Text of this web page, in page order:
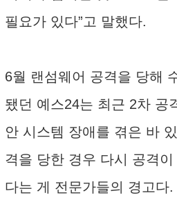
필요가 있다”고 말했다.
6월 랜섬웨어 공격을 당해
됐던 예스24는 최근 2차 공
안 시스템 장애를 겪은 바
격을 당한 경우 다시 공격
다는 게 전문가들의 경고다.